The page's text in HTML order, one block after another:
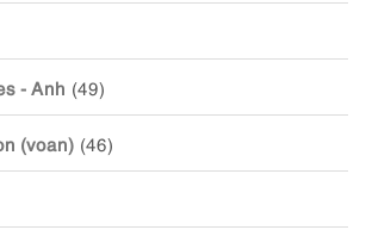
- Anh (49)
(voan) (46)